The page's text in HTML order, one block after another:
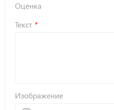
Оценка
Текст
Изображение